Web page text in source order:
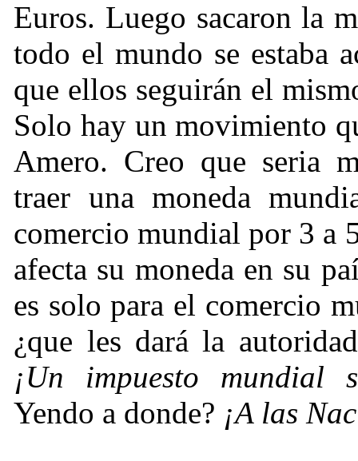
Euros. Luego sacaron la
todo el mundo se estaba
que ellos seguirán el
Solo hay un movimiento
Amero. Creo que seria
traer una moneda
comercio mundial por 3 a
afecta su moneda en su
es solo para el comercio
¿que les dará la
¡Un impuesto mundial
Yendo a donde? ¡A las